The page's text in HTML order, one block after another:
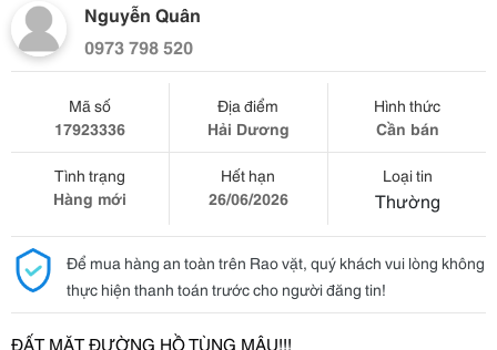
Nguyễn Quân
0973 798 520
Mã số
17923336
Địa điểm
Hải Dương
Hình thức
Cần bán
Tình trạng
Hàng mới
Hết hạn
26/06/2026
Loại tin
Thường
Để mua hàng an toàn trên Rao vặt, quý khách vui lòng không
thực hiện thanh toán trước cho người đăng tin!
ĐẤT MẶTĐƯỜNG HỒTÙNG MẬU!!!